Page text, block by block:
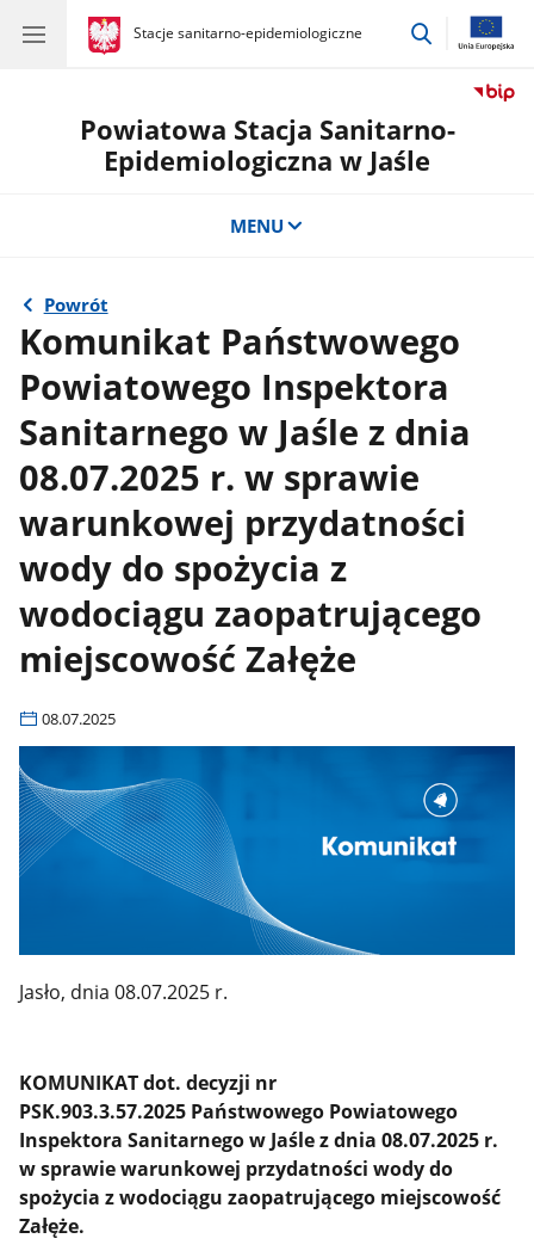
gov.pl
Stacje sanitarno-epidemiologiczne
gov.pl
Stacje
przejdź
Powiatowa Stacja Sanitarno-
Epidemiologiczna w Jaśle
MENU
Powrót
Komunikat Państwowego
Powiatowego Inspektora
Sanitarnego w Jaśle z dnia
08.07.2025 r. w sprawie
warunkowej przydatności
wody do spożycia z
wodociągu zaopatrującego
miejscowość Załęże
08.07.2025
Jasło, dnia 08.07.2025 r.
KOMUNIKAT dot. decyzji nr
PSK.903.3.57.2025 Państwowego Powiatowego
Inspektora Sanitarnego w Jaśle z dnia 08.07.2025 r.
w sprawie warunkowej przydatności wody do
spożycia z wodociągu zaopatrującego miejscowość
Załęże.